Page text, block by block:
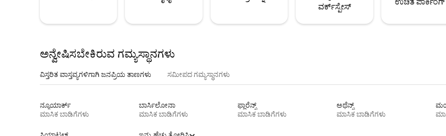
ವರ್ಕ್‌ಸ್ಪೇಸ್
ಅನ್ವೇಷಿಸಬೇಕಿರುವ ಗಮ್ಯಸ್ಥಾನಗಳು
ವಿಸ್ತರಿತ ವಾಸ್ತವ್ಯಗಳಿಗಾಗಿ ಜನಪ್ರಿಯ ತಾಣಗಳು ಸಮೀಪದ ಗಮ್ಯಸ್ಥಾನಗಳು
ನ್ಯೂಯಾರ್ಕ್
ಮಾಸಿಕ ಬಾಡಿಗೆಗಳು
ಬಾರ್ಸಿಲೋನಾ
ಮಾಸಿಕ ಬಾಡಿಗೆಗಳು
ಫ್ಲಾರೆನ್ಸ್
ಮಾಸಿಕ ಬಾಡಿಗೆಗಳು
ಅಥೆನ್ಸ್
ಮಾಸಿಕ ಬಾಡಿಗೆಗಳು